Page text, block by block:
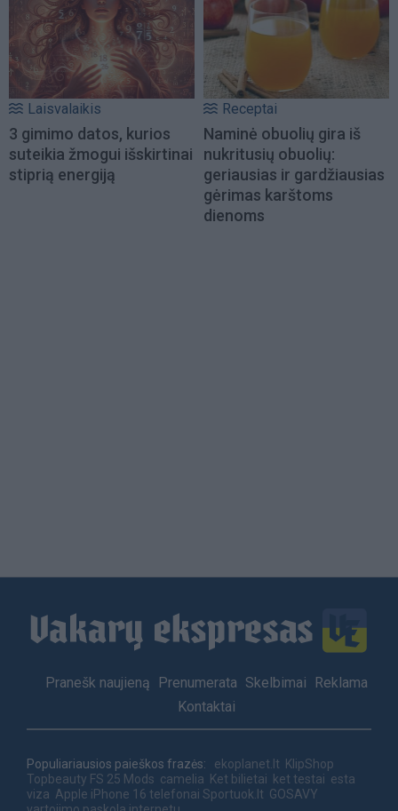
Laisvalaikis
3 gimimo datos, kurios
suteikia žmogui išskirtinai
stiprią energiją
Receptai
Naminė obuolių gira iš
nukritusių obuolių:
geriausias ir gardžiausias
gėrimas karštoms
dienoms
Footer
Pranešk naujieną Prenumerata Skelbimai
Reklama
Kontaktai
Populiariausios paieškos frazės: ekoplanet.lt KlipShop
Topbeauty FS 25 Mods camelia Ket bilietai ket testai esta
viza Apple iPhone 16 telefonai Sportuok.lt GOSAVY